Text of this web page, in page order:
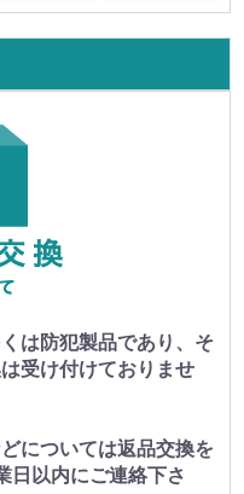
は防犯製品であり、そ
受け付けておりませ
については返品交換を
日以内にご連絡下さ